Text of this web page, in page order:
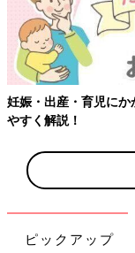
妊娠・出産・育児に
やすく解説！
ピックアップ